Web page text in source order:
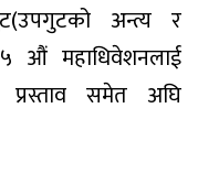
अन्त्य र
औं महाधिवेशनलाई
प्रस्ताव समेत अघि